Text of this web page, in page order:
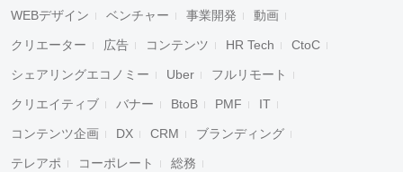
WEBデザイン ベンチャー 事業開発 動画
クリエーター 広告 コンテンツ HR Tech CtoC
シェアリングエコノミー Uber フルリモート
クリエイティブ バナー BtoB PMF IT
コンテンツ企画 DX CRM ブランディング
テレアポ コーポレート 総務